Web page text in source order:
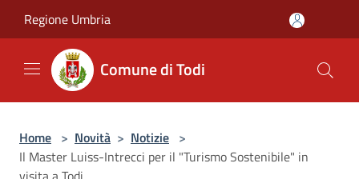
Regione Umbria
Comune di Todi
Home > Novità > Notizie >
Il Master Luiss-Intrecci per il "Turismo Sostenibile" in